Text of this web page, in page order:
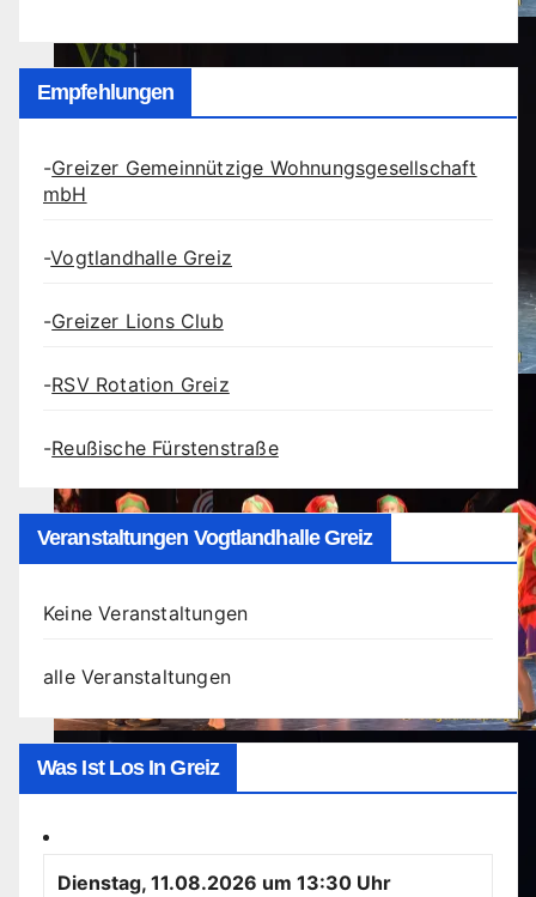
Empfehlungen
-Greizer Gemeinnützige Wohnungsgesellschaft
mbH
-Vogtlandhalle Greiz
-Greizer Lions Club
-RSV Rotation Greiz
-Reußische Fürstenstraße
Veranstaltungen Vogtlandhalle Greiz
Keine Veranstaltungen
alle Veranstaltungen
Was Ist Los In Greiz
Dienstag, 11.08.2026 um 13:30 Uhr